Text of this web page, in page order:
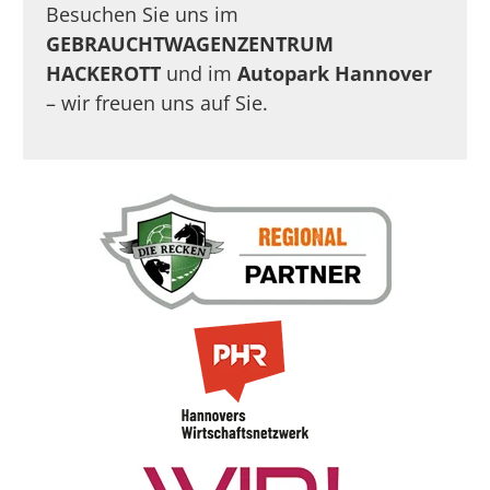
Besuchen Sie uns im
GEBRAUCHTWAGENZENTRUM
HACKEROTT und imAutopark Hannover
– wir freuen uns auf Sie.